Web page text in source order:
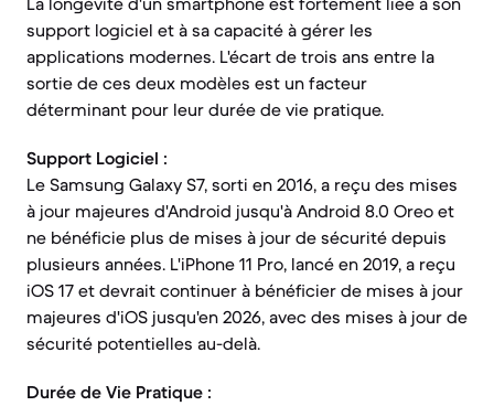
support logiciel et à sa capacité à gérer les
applications modernes. L'écart de trois ans entre la
sortie de ces deux modèles est un facteur
déterminant pour leur durée de vie pratique.
Support Logiciel :
Le Samsung Galaxy S7, sorti en 2016, a reçu des mises
à jour majeures d'Android jusqu'à Android 8.0 Oreo et
ne bénéficie plus de mises à jour de sécurité depuis
plusieurs années. L'iPhone 11 Pro, lancé en 2019, a reçu
iOS 17 et devrait continuer à bénéficier de mises à jour
majeures d'iOS jusqu'en 2026, avec des mises à jour de
sécurité potentielles au-delà.
Durée de Vie Pratique :